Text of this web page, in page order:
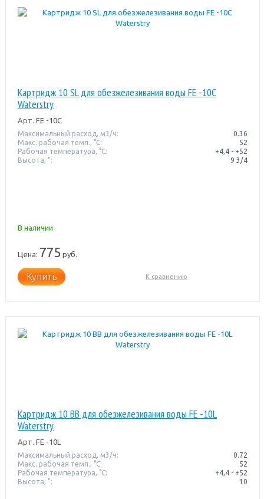
Картридж 10 SL для обезжелезивания воды FE -10C
Waterstry
Арт. FE -10C
Максимальный расход, м3/ч:
0.36
Макс. рабочая темп., °С:
52
Рабочая температура, °C:
+4,4 - +52
Высота, ":
9 3/4
В наличии
Цена: 775 руб.
Купить К сравнению
Картридж 10 ВВ для обезжелезивания воды FE -10L
Waterstry
Арт. FE -10L
Максимальный расход, м3/ч:
0.72
Макс. рабочая темп., °С:
52
Рабочая температура, °C:
+4,4 - +52
Высота, ":
10